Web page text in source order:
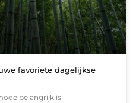
favoriete dagelijkse
belangrijk is